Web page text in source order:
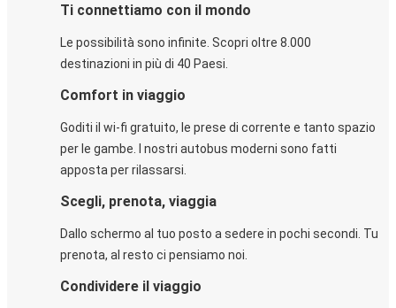
Ti connettiamo con il mondo
Le possibilità sono infinite. Scopri oltre 8.000
destinazioni in più di 40 Paesi.
Comfort in viaggio
Goditi il wi-fi gratuito, le prese di corrente e tanto spazio
per le gambe. I nostri autobus moderni sono fatti
apposta per rilassarsi.
Scegli, prenota, viaggia
Dallo schermo al tuo posto a sedere in pochi secondi. Tu
prenota, al resto ci pensiamo noi.
Condividere il viaggio